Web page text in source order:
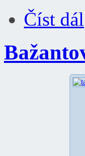
Číst dál